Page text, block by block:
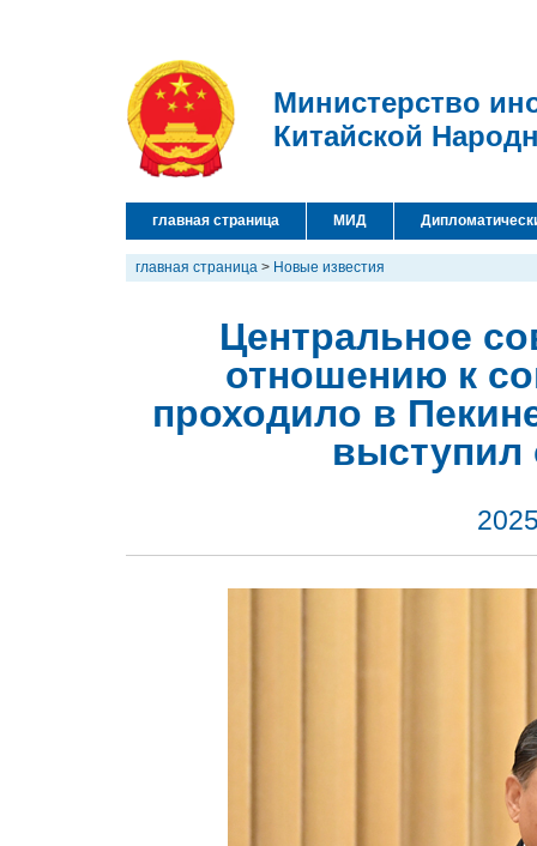
Министерство
Китайской
главная страница МИД
главная страница > Новые известия
Центральное
отношению к
проходило в
выступил